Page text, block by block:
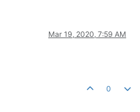
Mar 19, 2020, 7:59 AM
0